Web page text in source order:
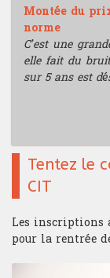
Montée du
norme
C’est une
elle fait du
sur 5 ans est
Tentez le
CIT
Les inscriptions
pour la rentrée